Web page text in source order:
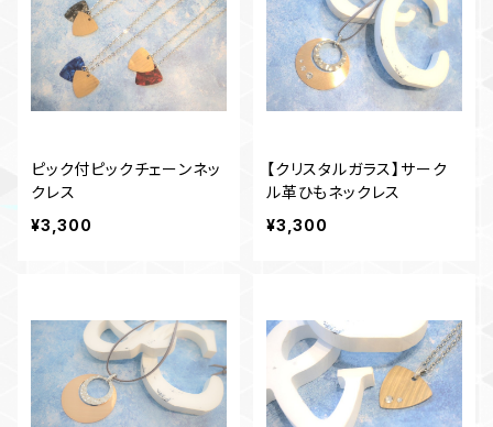
ピック付ピックチェーンネッ
クレス
¥3,300
【クリスタルガラス】サーク
ル革ひもネックレス
¥3,300